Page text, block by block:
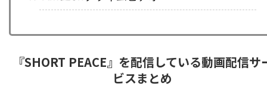
『SHORT PEACE』を配信している動画配信サ
ビスまとめ